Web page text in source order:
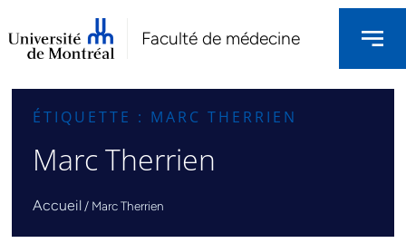
Faculté de médecine
ÉTIQUETTE : MARC THERRIEN
Marc Therrien
Accueil / Marc Therrien